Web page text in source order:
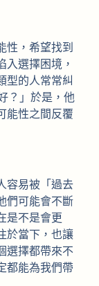
性，希望找到
入選擇困境，
型的人常常糾
？」於是，他
能性之間反覆
容易被「過去
們可能會不斷
是不是會更
於當下，也讓
選擇都帶來不
都能為我們帶